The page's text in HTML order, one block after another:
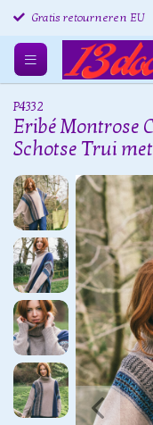
Gratis retourneren EU
P4332
Eribé Montrose
Schotse Trui